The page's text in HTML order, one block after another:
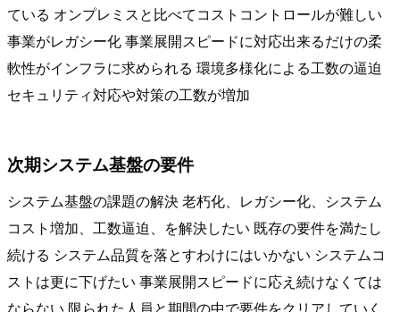
ている オンプレミスと比べてコストコントロールが難しい
事業がレガシー化 事業展開スピードに対応出来るだけの柔
軟性がインフラに求められる 環境多様化による工数の逼迫
セキュリティ対応や対策の工数が増加
次期システム基盤の要件
システム基盤の課題の解決 老朽化、レガシー化、システム
コスト増加、工数逼迫、を解決したい 既存の要件を満たし
続ける システム品質を落とすわけにはいかない システムコ
ストは更に下げたい 事業展開スピードに応え続けなくては